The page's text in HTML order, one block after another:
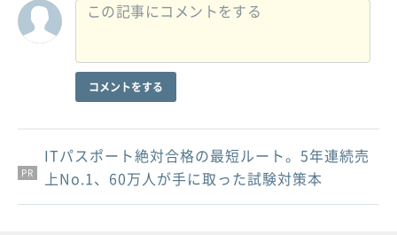
コメントをする
PR
PR
PR
ITパスポート絶対合格の最短ルート。5年連続売
上No.1、60万人が手に取った試験対策本